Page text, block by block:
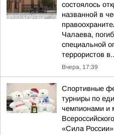
состоялось
названной в
Чалаева,
специальной
террористов
Вчера, 17:39
Спортивные
турниры по
чемпионами и
«Сила